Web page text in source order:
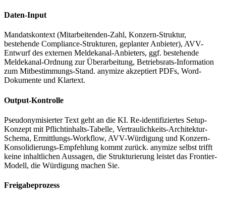
Daten-Input
Mandatskontext (Mitarbeitenden-Zahl, Konzern-Struktur,
bestehende Compliance-Strukturen, geplanter Anbieter), AVV-
Entwurf des externen Meldekanal-Anbieters, ggf. bestehende
Meldekanal-Ordnung zur Überarbeitung, Betriebsrats-Information
zum Mitbestimmungs-Stand. anymize akzeptiert PDFs, Word-
Dokumente und Klartext.
Output-Kontrolle
Pseudonymisierter Text geht an die KI. Re-identifiziertes Setup-
Konzept mit Pflichtinhalts-Tabelle, Vertraulichkeits-Architektur-
Schema, Ermittlungs-Workflow, AVV-Würdigung und Konzern-
Konsolidierungs-Empfehlung kommt zurück. anymize selbst trifft
keine inhaltlichen Aussagen, die Strukturierung leistet das Frontier-
Modell, die Würdigung machen Sie.
Freigabeprozess